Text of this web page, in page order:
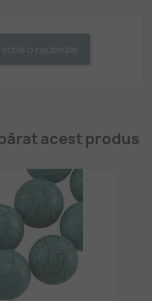
scrie o recenzie
acest produs